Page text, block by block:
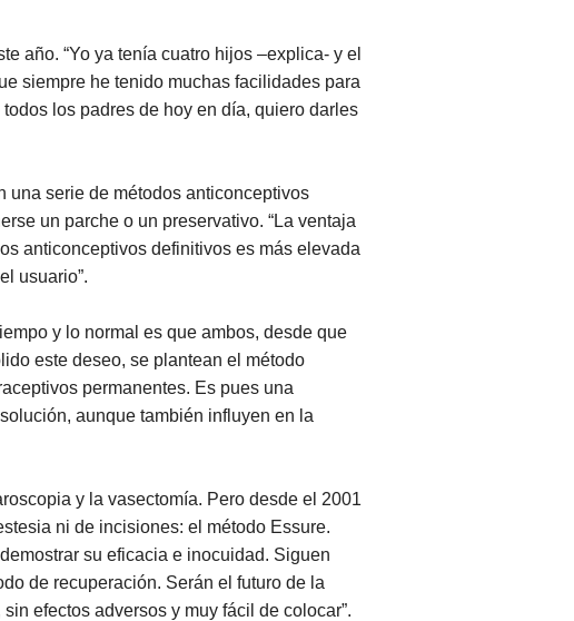
año. “Yo ya tenía cuatro hijos –explica- y el
siempre he tenido muchas facilidades para
los padres de hoy en día, quiero darles
una serie de métodos anticonceptivos
un parche o un preservativo. “La ventaja
anticonceptivos definitivos es más elevada
usuario”.
y lo normal es que ambos, desde que
este deseo, se plantean el método
permanentes. Es pues una
aunque también influyen en la
y la vasectomía. Pero desde el 2001
ni de incisiones: el método Essure.
su eficacia e inocuidad. Siguen
de recuperación. Serán el futuro de la
efectos adversos y muy fácil de colocar”.